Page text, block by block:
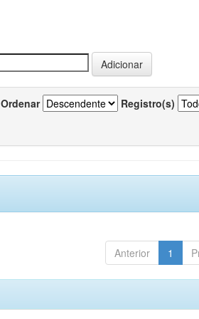
Ordenar Registro(s)
Anterior 1